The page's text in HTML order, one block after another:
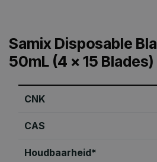
Samix Disposable
50mL (4 x 15 Blades)
CNK
CAS
Houdbaarheid*